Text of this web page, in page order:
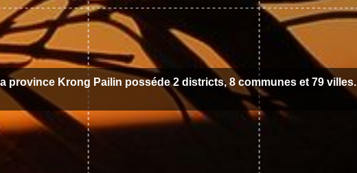
province Krong Pailin posséde 2 districts, 8 communes et 79 villes.